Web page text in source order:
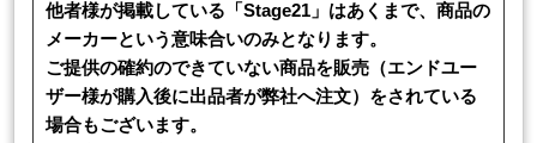
他者様が掲載している「Stage21」はあくまで、商品の
メーカーという意味合いのみとなります。
ご提供の確約のできていない商品を販売（エンドユー
ザー様が購入後に出品者が弊社へ注文）をされている
場合もございます。